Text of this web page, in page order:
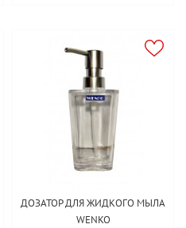
ДОЗАТОР ДЛЯ ЖИДКОГО МЫЛА
WENKO